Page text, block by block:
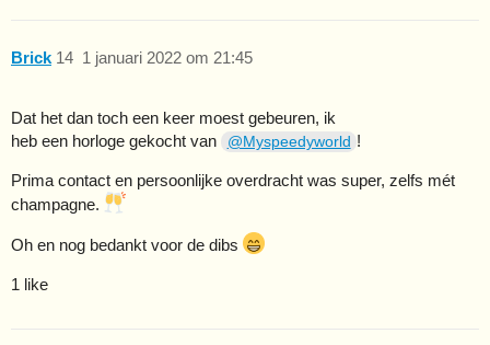
Brick 1 januari 2022 om 21:45
14
Dat het dan toch een keer moest gebeuren, ik
heb een horloge gekocht van
@Myspeedyworld !
Prima contact en persoonlijke overdracht was super, zelfs mét
champagne.
Oh en nog bedankt voor de dibs
1 like